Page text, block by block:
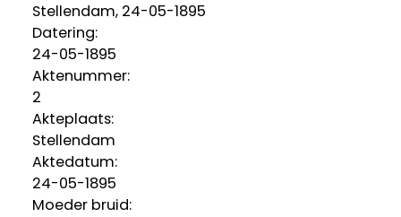
Stellendam, 24-05-1895
Datering:
24-05-1895
Aktenummer:
2
Akteplaats:
Stellendam
Aktedatum:
24-05-1895
Moeder bruid: